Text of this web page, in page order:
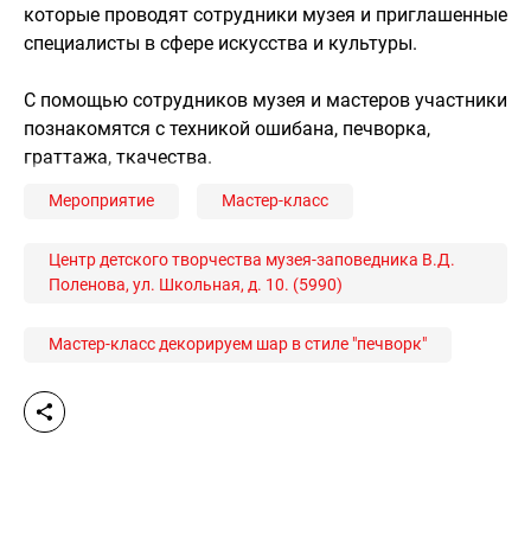
которые проводят сотрудники музея и приглашенные
специалисты в сфере искусства и культуры.
С помощью сотрудников музея и мастеров участники
познакомятся с техникой ошибана, печворка,
граттажа, ткачества.
Мероприятие Мастер-класс
Центр детского творчества музея-заповедника В.Д.
Поленова, ул. Школьная, д. 10. (5990)
Мастер-класс декорируем шар в стиле "печворк"